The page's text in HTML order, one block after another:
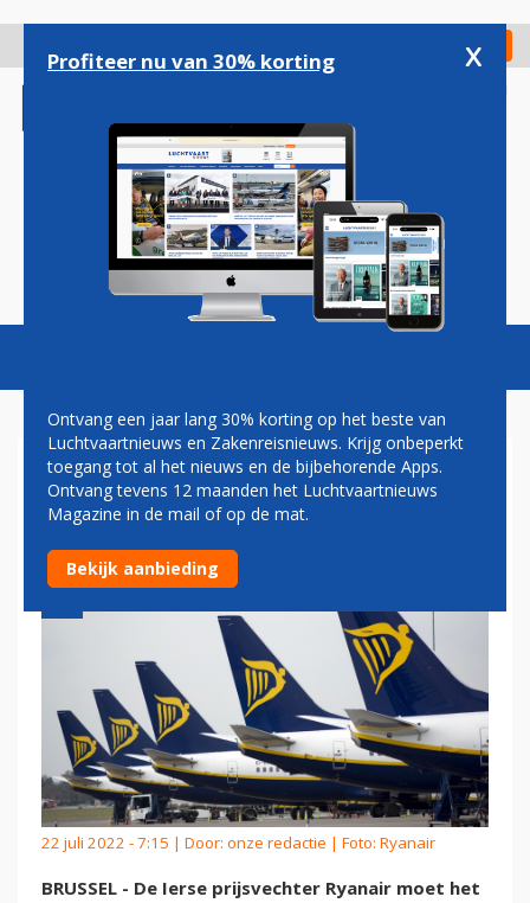
gaan
Check in
Magazine Podcasts Vacatures
BELGISCHE PILOTEN RYANAIR
STAKEN KOMEND WEEKEND
22 juli 2022 - 7:15 | Door: onze redactie | Foto: Ryanair
BRUSSEL - De Ierse prijsvechter Ryanair moet het
Profiteer nu van 30% korting x
Ontvang een jaar lang 30% korting op het beste van
Luchtvaartnieuws en Zakenreisnieuws. Krijg onbeperkt
toegang tot al het nieuws en de bijbehorende Apps.
Ontvang tevens 12 maanden het Luchtvaartnieuws
Magazine in de mail of op de mat.
Bekijk aanbieding